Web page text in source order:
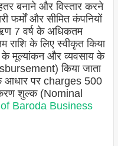
बनाने और विस्तार करने
फर्मों और सीमित कंपनियों
7 वर्ष के अधिकतम
राशि के लिए स्वीकृत किया
के मूल्यांकन और व्यवसाय के
किया जाता
पर charges 500
शुल्क (Nominal
Baroda Business